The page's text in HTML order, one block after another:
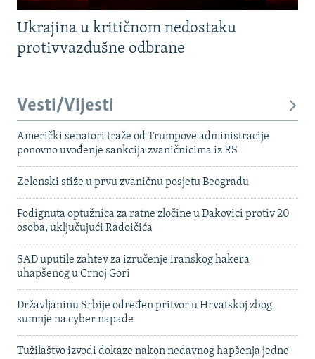
Ukrajina u kritičnom nedostaku
protivvazdušne odbrane
Vesti/Vijesti
Američki senatori traže od Trumpove administracije
ponovno uvođenje sankcija zvaničnicima iz RS
Zelenski stiže u prvu zvaničnu posjetu Beogradu
Podignuta optužnica za ratne zločine u Đakovici protiv 20
osoba, uključujući Radoičića
SAD uputile zahtev za izručenje iranskog hakera
uhapšenog u Crnoj Gori
Državljaninu Srbije određen pritvor u Hrvatskoj zbog
sumnje na cyber napade
Tužilaštvo izvodi dokaze nakon nedavnog hapšenja jedne